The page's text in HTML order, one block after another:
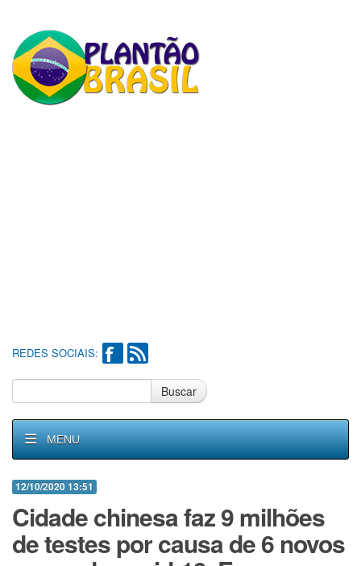
REDES SOCIAIS:
Buscar
MENU
12/10/2020 13:51
Cidade chinesa faz 9 milhões
de testes por causa de 6 novos